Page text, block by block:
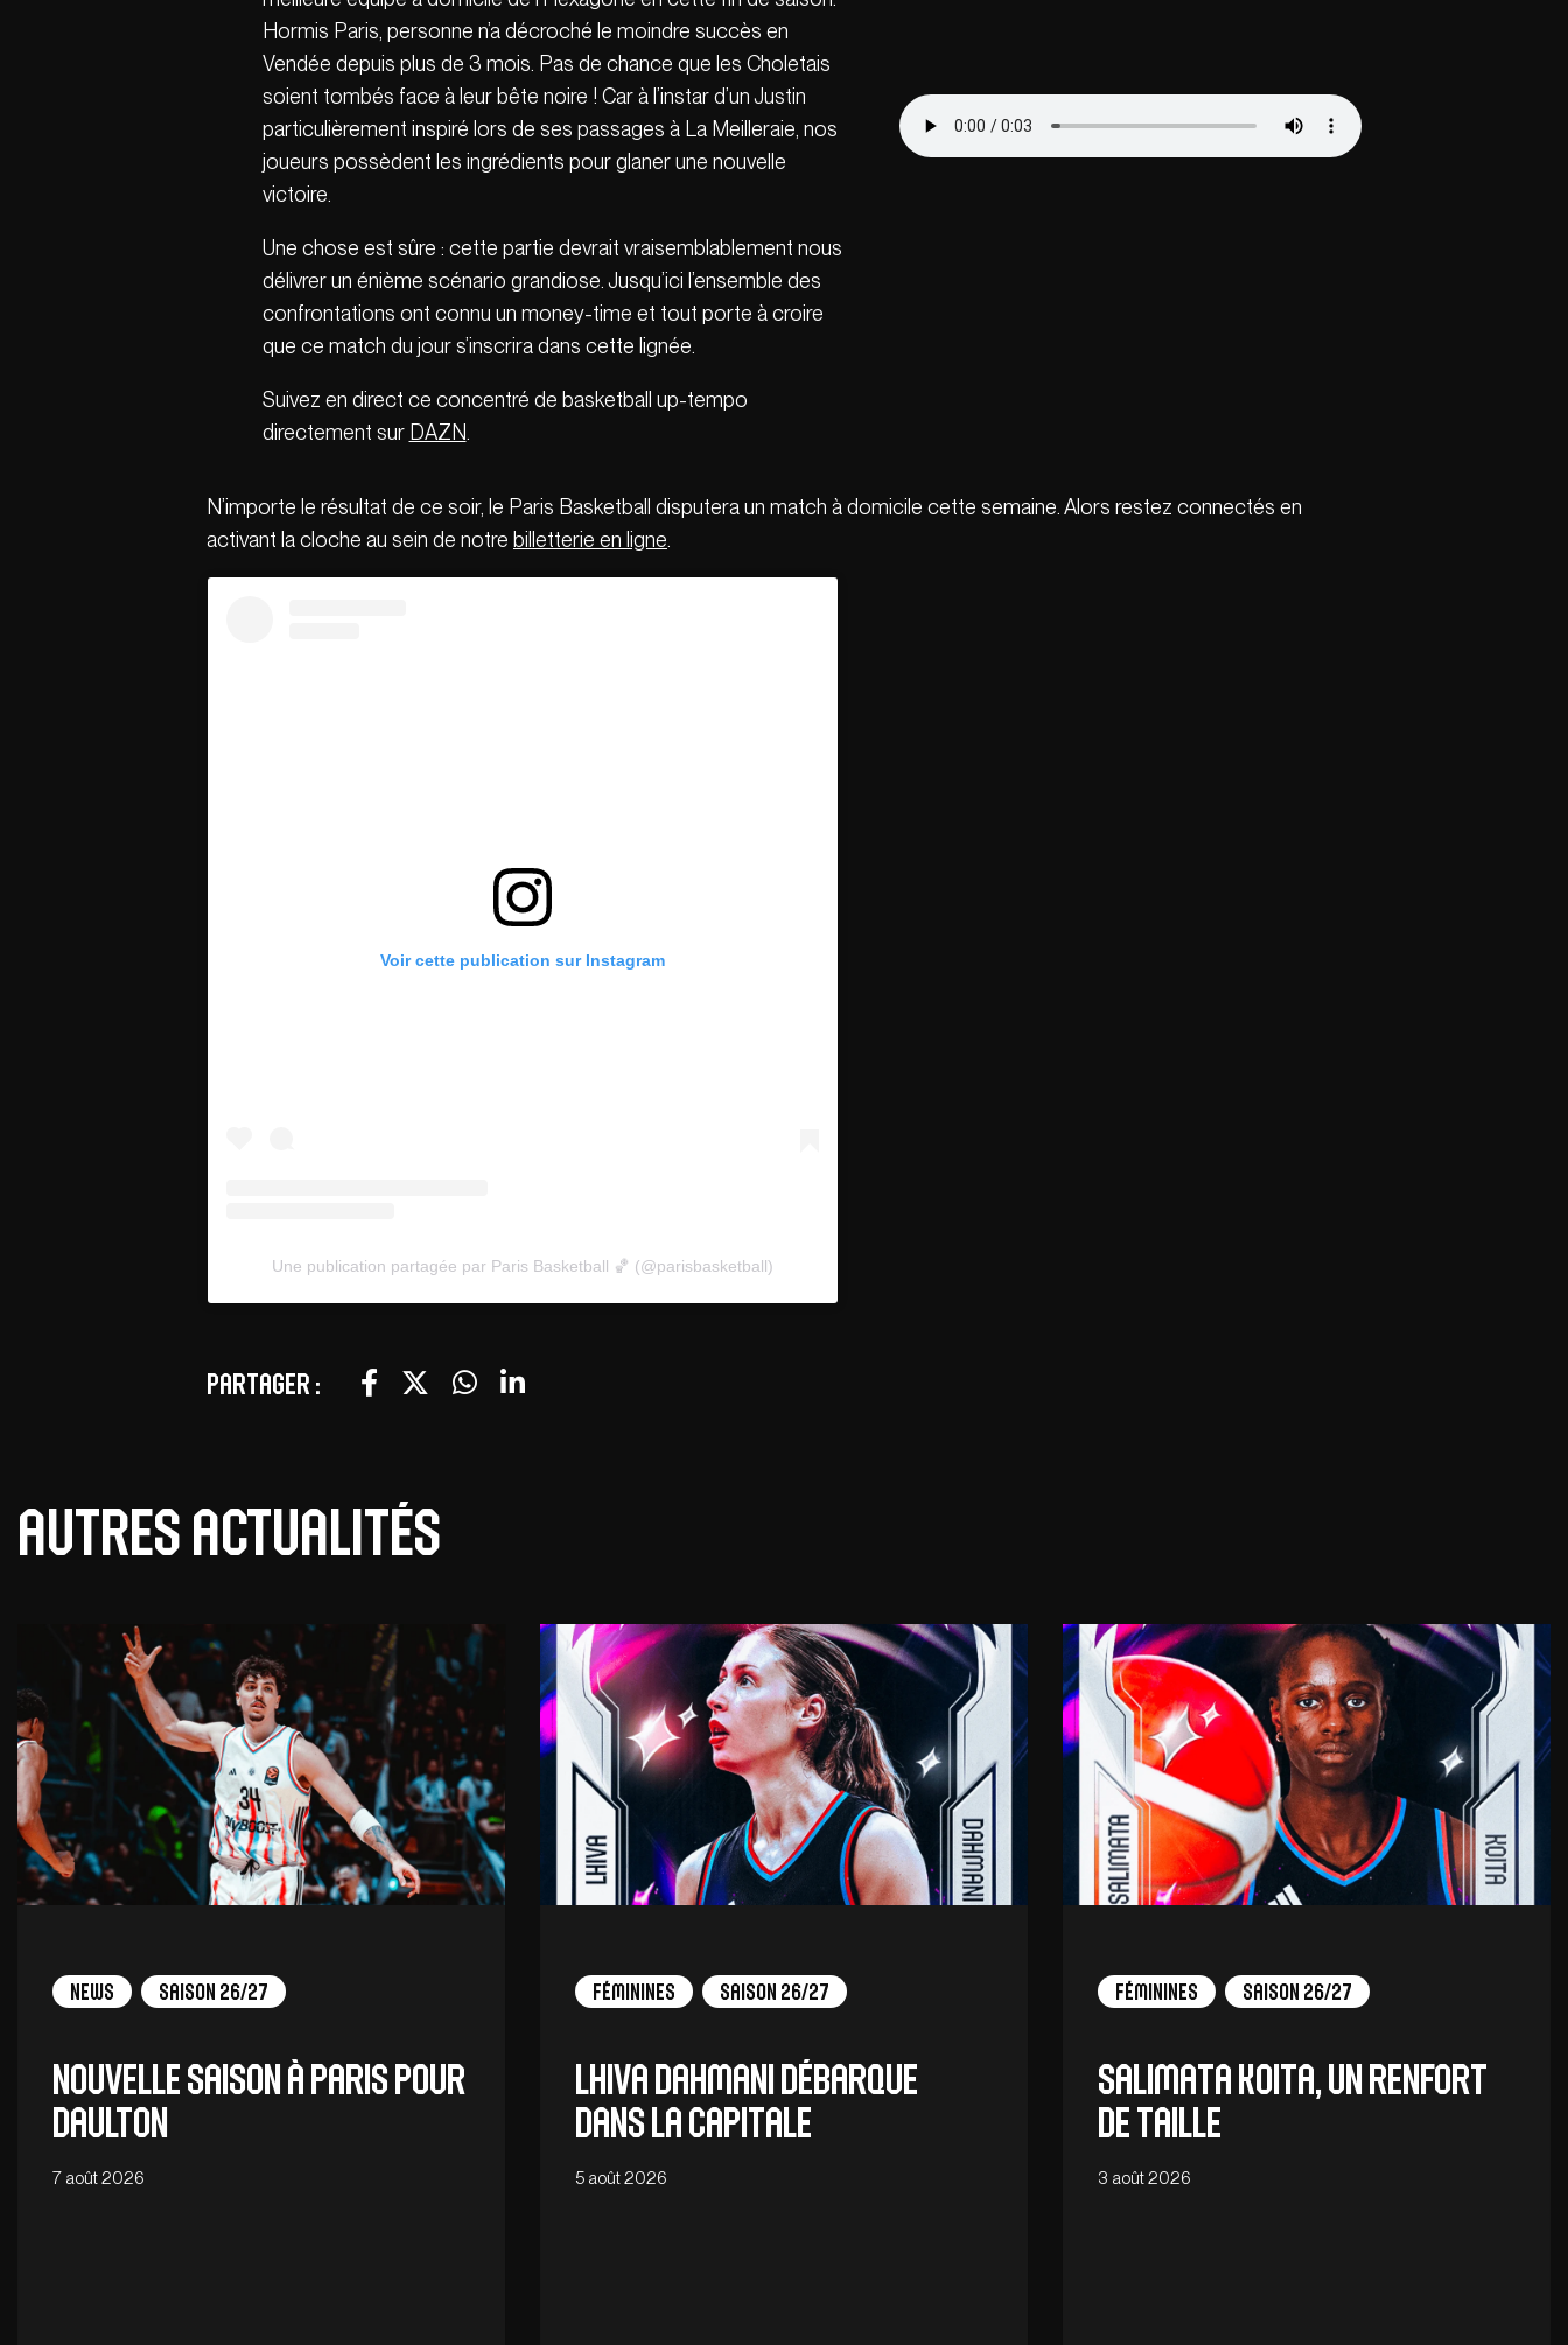
Hormis Paris, personne n’a décroché le moindre succès en
Vendée depuis plus de 3 mois. Pas de chance que les Choletais
soient tombés face à leur bête noire ! Car à l’instar d’un Justin
particulièrement inspiré lors de ses passages à La Meilleraie, nos
joueurs possèdent les ingrédients pour glaner une nouvelle
victoire.
Une chose est sûre : cette partie devrait vraisemblablement nous
délivrer un énième scénario grandiose. Jusqu’ici l’ensemble des
confrontations ont connu un money-time et tout porte à croire
que ce match du jour s’inscrira dans cette lignée.
Suivez en direct ce concentré de basketball up-tempo
directement sur DAZN
N’importe le résultat de ce soir, le Paris Basketball disputera un match à domicile cette semaine. Alors restez connectés en
activant la cloche au sein de notre billetterie en ligne
Voir cette publication sur Instagram
Une publication partagée par Paris Basketball 🏀 (@parisbasketball)
Partager :
Autres actualités
News Saison 26/27
Nouvelle saison à Paris pour
Daulton
7 août 2026
Féminines Saison 26/27
Lhiva Dahmani débarque
dans la capitale
5 août 2026
Féminines Saison 26/27
Salimata Koita, un renfort
de taille
3 août 2026